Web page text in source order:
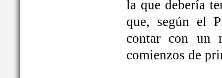
la que debería
que, según el
contar con un
comienzos de